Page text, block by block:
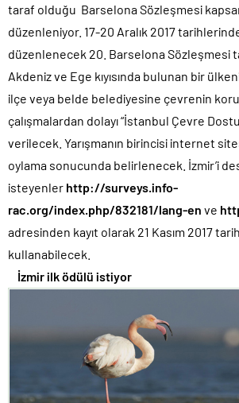
taraf olduğu Barselona Sözleşmesi
düzenleniyor. 17-20 Aralık 2017
düzenlenecek 20. Barselona Sözleşmesi
Akdeniz ve Ege kıyısında bulunan bir
ilçe veya belde belediyesine çevrenin
çalışmalardan dolayı “İstanbul Çevre
verilecek. Yarışmanın birincisi internet
oylama sonucunda belirlenecek. İzmir’i
isteyenler http://surveys.info-
rac.org/index.php/832181/lang-en ve
adresinden kayıt olarak 21 Kasım 2017
kullanabilecek.
İzmir ilk ödülü istiyor